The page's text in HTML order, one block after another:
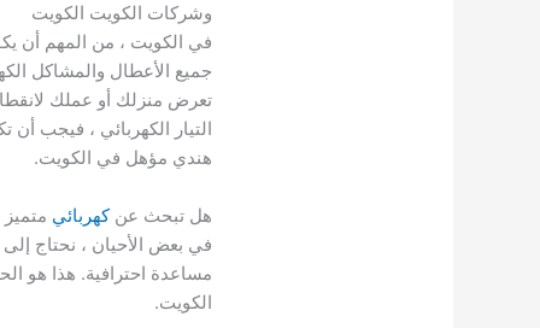
وشركات الكويت الكويت
في الكويت ، من المهم أن
جميع الأعطال والمشاكل
تعرض منزلك أو عملك
التيار الكهربائي ، فيجب
هندي مؤهل في الكويت.
هل تبحث عنكهربائي
في بعض الأحيان ، نحتاج
مساعدة احترافية. هذا هو
الكويت.